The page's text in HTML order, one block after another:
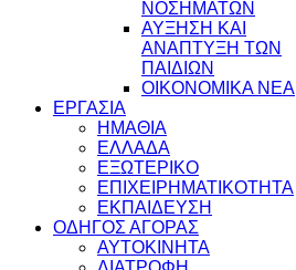
ΝΟΣΗΜΑΤΩΝ
ΑΥΞΗΣΗ ΚΑΙ
ΑΝΑΠΤΥΞΗ ΤΩΝ
ΠΑΙΔΙΩΝ
ΟΙΚΟΝΟΜΙΚΑ ΝΕΑ
ΕΡΓΑΣΙΑ
ΗΜΑΘΙΑ
ΕΛΛΑΔΑ
ΕΞΩΤΕΡΙΚΟ
ΕΠΙΧΕΙΡΗΜΑΤΙΚΟΤΗΤΑ
ΕΚΠΑΙΔΕΥΣΗ
ΟΔΗΓΟΣ ΑΓΟΡΑΣ
ΑΥΤΟΚΙΝΗΤΑ